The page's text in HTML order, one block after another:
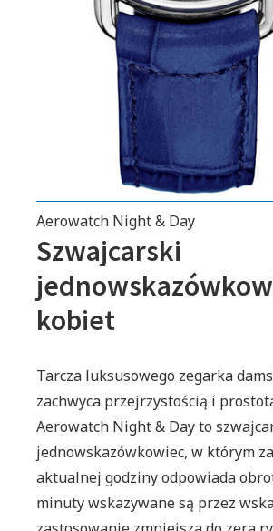
Aerowatch Night & Day
Szwajcarski
kobiet
Tarcza luksusowego zegarka
zachwyca przejrzystością i
Aerowatch Night & Day to
jednowskazówkowiec, w którym
aktualnej godziny odpowiada
minuty wskazywane są przez